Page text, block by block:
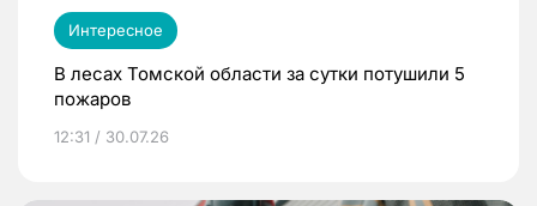
Интересное
В лесах Томской области за сутки потушили 5
пожаров
12:31 / 30.07.26